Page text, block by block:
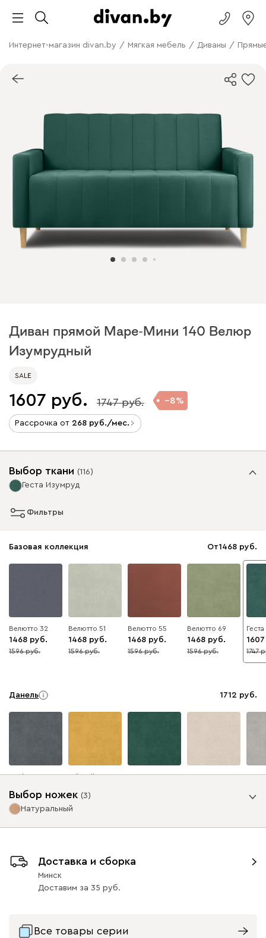
Интернет-магазин divan.by / Мягкая мебель / Диваны /
Диван прямой Маре-Мини 140 Велюр
Изумрудный
SALE
1607 1747 8
Рассрочка от 268 /мес.
Выбор ткани (116)
Геста Изумруд
Фильтры
Базовая коллекция От1468
Велютто 32
1468
8
1596
Велютто 51
1468
8
1596
Велютто 55
1468
8
1596
Велютто 69
1468
8
1596
1607
8
1747
Данель 1712
Графит Жёлтый Изумруд
Светло-
Выбор ножек (3)
Натуральный
Доставка и сборка
Минск
Доставим за 35
Все товары серии